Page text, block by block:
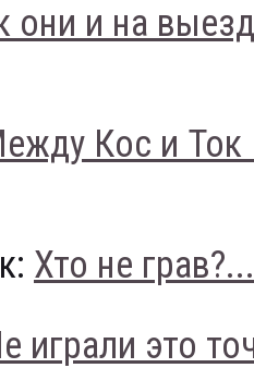
они и на
Кос и
Хто не грав?...
играли это